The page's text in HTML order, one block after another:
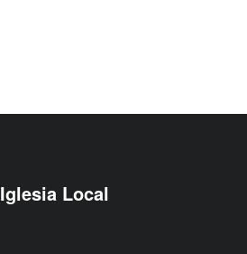
Iglesia Local